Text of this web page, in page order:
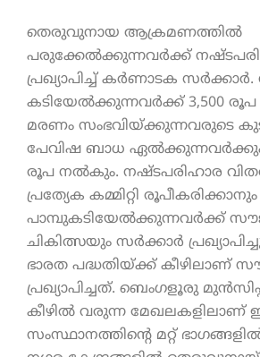
തെരുവുനായ ആക്രമണത്തില്‍
പരുക്കേല്‍ക്കുന്നവര്‍ക്ക്
പ്രഖ്യാപിച്ച് കര്‍ണാടക
കടിയേല്‍ക്കുന്നവര്‍ക്ക് 3,500
മരണം സംഭവിയ്ക്കുന്നവരുടെ
പേവിഷ ബാധ
രൂപ നല്‍കും. നഷ്ടപരിഹാര
പ്രത്യേക കമ്മിറ്റി
പാമ്പുകടിയേല്‍ക്കുന്നവര്‍ക്ക്
ചികിത്സയും സര്‍ക്കാര്‍
ഭാരത പദ്ധതിയ്ക്ക് കീഴിലാണ്
പ്രഖ്യാപിച്ചത്. ബെംഗളൂരു
കീഴില്‍ വരുന്ന മേഖലകളിലാണ്
സംസ്ഥാനത്തിന്റെ മറ്റ്